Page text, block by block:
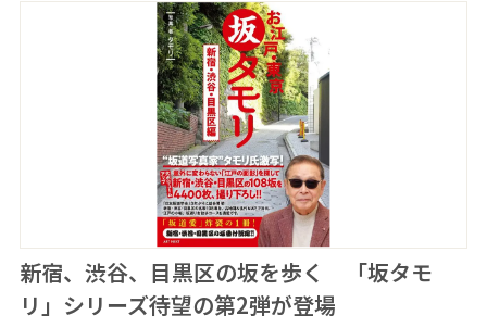
新宿、渋谷、目黒区の坂を歩く 「坂タモ
リ」シリーズ待望の第2弾が登場